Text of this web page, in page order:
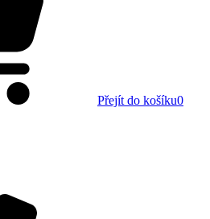
Přejít do košíku0